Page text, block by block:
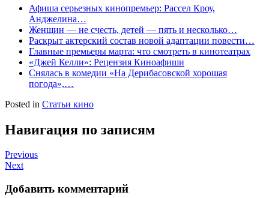
Афиша серьезных кинопремьер: Рассел Кроу,
Анджелина…
Женщин — не счесть, детей — пять и несколько…
Раскрыт актерский состав новой адаптации повести…
Главные премьеры марта: что смотреть в кинотеатрах
«Джей Келли»: Рецензия Киноафиши
Снялась в комедии «На Дерибасовской хорошая
погода»,…
Posted in Статьи кино
Навигация по записям
Previous
Next
Добавить комментарий